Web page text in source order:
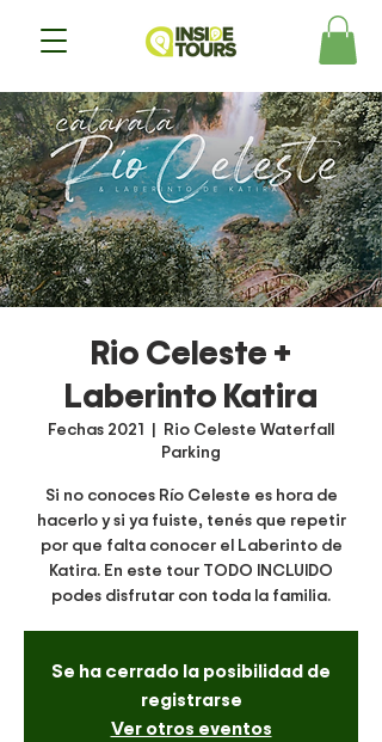
Rio Celeste +
Laberinto Katira
Fechas 2021
  |
Rio Celeste Waterfall
Parking
Si no conoces Río Celeste es hora de
hacerlo y si ya fuiste, tenés que repetir
por que falta conocer el Laberinto de
Katira. En este tour TODO INCLUIDO
podes disfrutar con toda la familia.
Se ha cerrado la posibilidad de
registrarse
Ver otros eventos